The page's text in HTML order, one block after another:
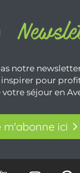
notre
inspirer pour
séjour en
m'abonne ici